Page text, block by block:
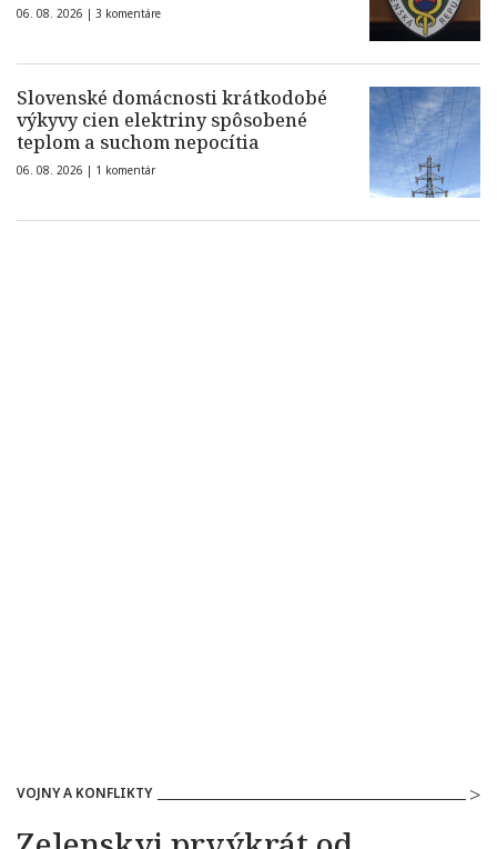
06. 08. 2026 | 3 komentáre
Slovenské domácnosti krátkodobé
výkyvy cien elektriny spôsobené
teplom a suchom nepocítia
06. 08. 2026 | 1 komentár
VOJNY A KONFLIKTY